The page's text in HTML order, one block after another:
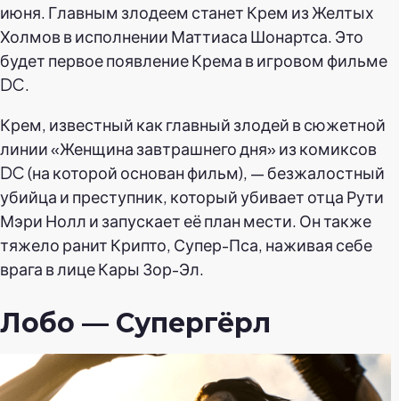
июня. Главным злодеем станет Крем из Желтых
Холмов в исполнении Маттиаса Шонартса. Это
будет первое появление Крема в игровом фильме
DC.
Крем, известный как главный злодей в сюжетной
линии «Женщина завтрашнего дня» из комиксов
DC (на которой основан фильм), — безжалостный
убийца и преступник, который убивает отца Рути
Мэри Нолл и запускает её план мести. Он также
тяжело ранит Крипто, Супер-Пса, наживая себе
врага в лице Кары Зор-Эл.
Лобо — Супергёрл